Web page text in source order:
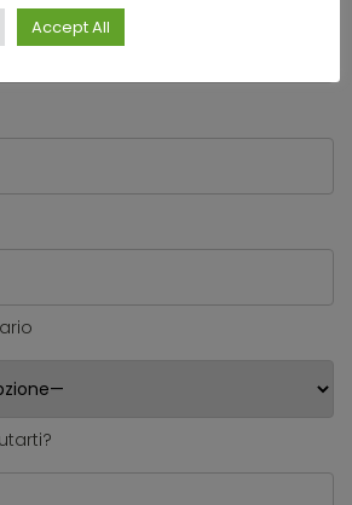
Accept All